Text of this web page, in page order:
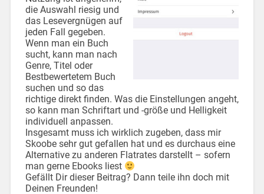
die Auswahl riesig und
das Lesevergnügen auf
jeden Fall gegeben.
Wenn man ein Buch
sucht, kann man nach
Genre, Titel oder
Bestbewertetem Buch
suchen und so das
richtige direkt finden. Was die Einstellungen angeht,
so kann man Schriftart und -größe und Helligkeit
individuell anpassen.
Insgesamt muss ich wirklich zugeben, dass mir
Skoobe sehr gut gefallen hat und es durchaus eine
Alternative zu anderen Flatrates darstellt – sofern
man gerne Ebooks liest
Gefällt Dir dieser Beitrag? Dann teile ihn doch mit
Deinen Freunden!